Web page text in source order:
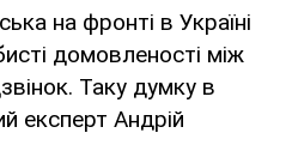
на фронті в Україні
домовленості між
Таку думку в
експерт Андрій